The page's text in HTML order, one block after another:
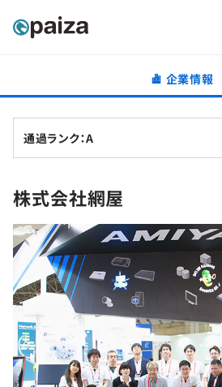
転職成功ガイド
転職エージェント
インタビュー
転職成功ガイド
新卒就活
求人検索
本選考
インターン
新卒エージェント
イベント・セミナー
学習
講座一覧
問題集
4択課題
ナレッジ
スキルチェック
プログラミング言語
SQL
評価結果一覧
ゲーム・マンガ
メディア
Tech Team Journal
paizaとは？
企業情報
通過ランク：A
株式会社網屋